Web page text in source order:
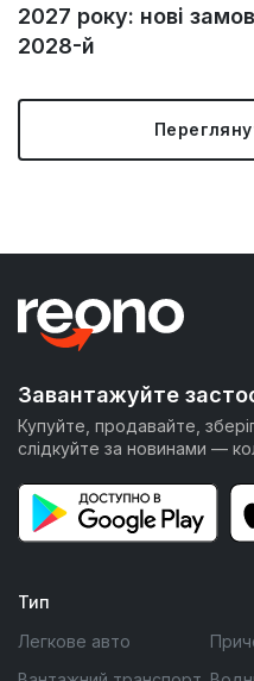
2027 року: нові
2028-й
Завантажуйте
Купуйте, продавайте,
слідкуйте за новинами —
Тип
Легкове авто